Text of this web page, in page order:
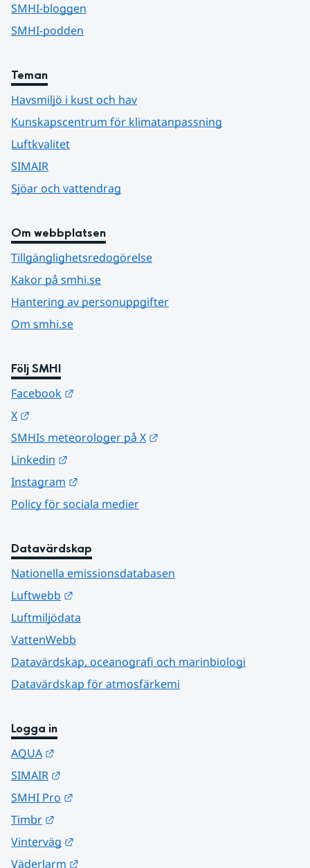
SMHI-bloggen
SMHI-podden
Teman
Havsmiljö i kust och hav
Kunskapscentrum för klimatanpassning
Luftkvalitet
SIMAIR
Sjöar och vattendrag
Om webbplatsen
Tillgänglighetsredogörelse
Kakor på smhi.se
Hantering av personuppgifter
Om smhi.se
Följ SMHI
Facebook
X
SMHIs meteorologer på X
Linkedin
Instagram
Policy för sociala medier
Datavärdskap
Nationella emissionsdatabasen
Luftwebb
Luftmiljödata
VattenWebb
Datavärdskap, oceanografi och marinbiologi
Datavärdskap för atmosfärkemi
Logga in
AQUA
SIMAIR
SMHI Pro
Timbr
Vinterväg
Väderlarm